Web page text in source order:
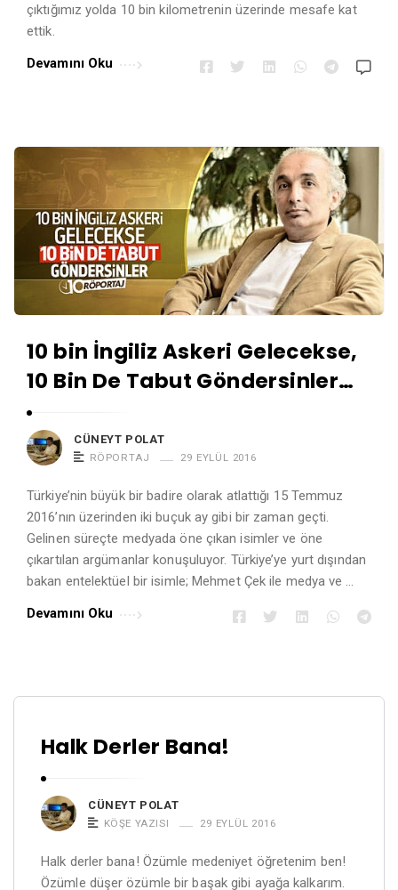
çıktığımız yolda 10 bin kilometrenin üzerinde mesafe kat
ettik.
Devamını Oku
10 bin İngiliz Askeri Gelecekse,
10 Bin De Tabut Göndersinler…
CÜNEYT POLAT
RÖPORTAJ 29 EYLÜL 2016
Türkiye’nin büyük bir badire olarak atlattığı 15 Temmuz
2016’nın üzerinden iki buçuk ay gibi bir zaman geçti.
Gelinen süreçte medyada öne çıkan isimler ve öne
çıkartılan argümanlar konuşuluyor. Türkiye’ye yurt dışından
bakan entelektüel bir isimle; Mehmet Çek ile medya ve …
Devamını Oku
Halk Derler Bana!
CÜNEYT POLAT
KÖŞE YAZISI 29 EYLÜL 2016
Halk derler bana! Özümle medeniyet öğretenim ben!
Özümle düşer özümle bir başak gibi ayağa kalkarım.